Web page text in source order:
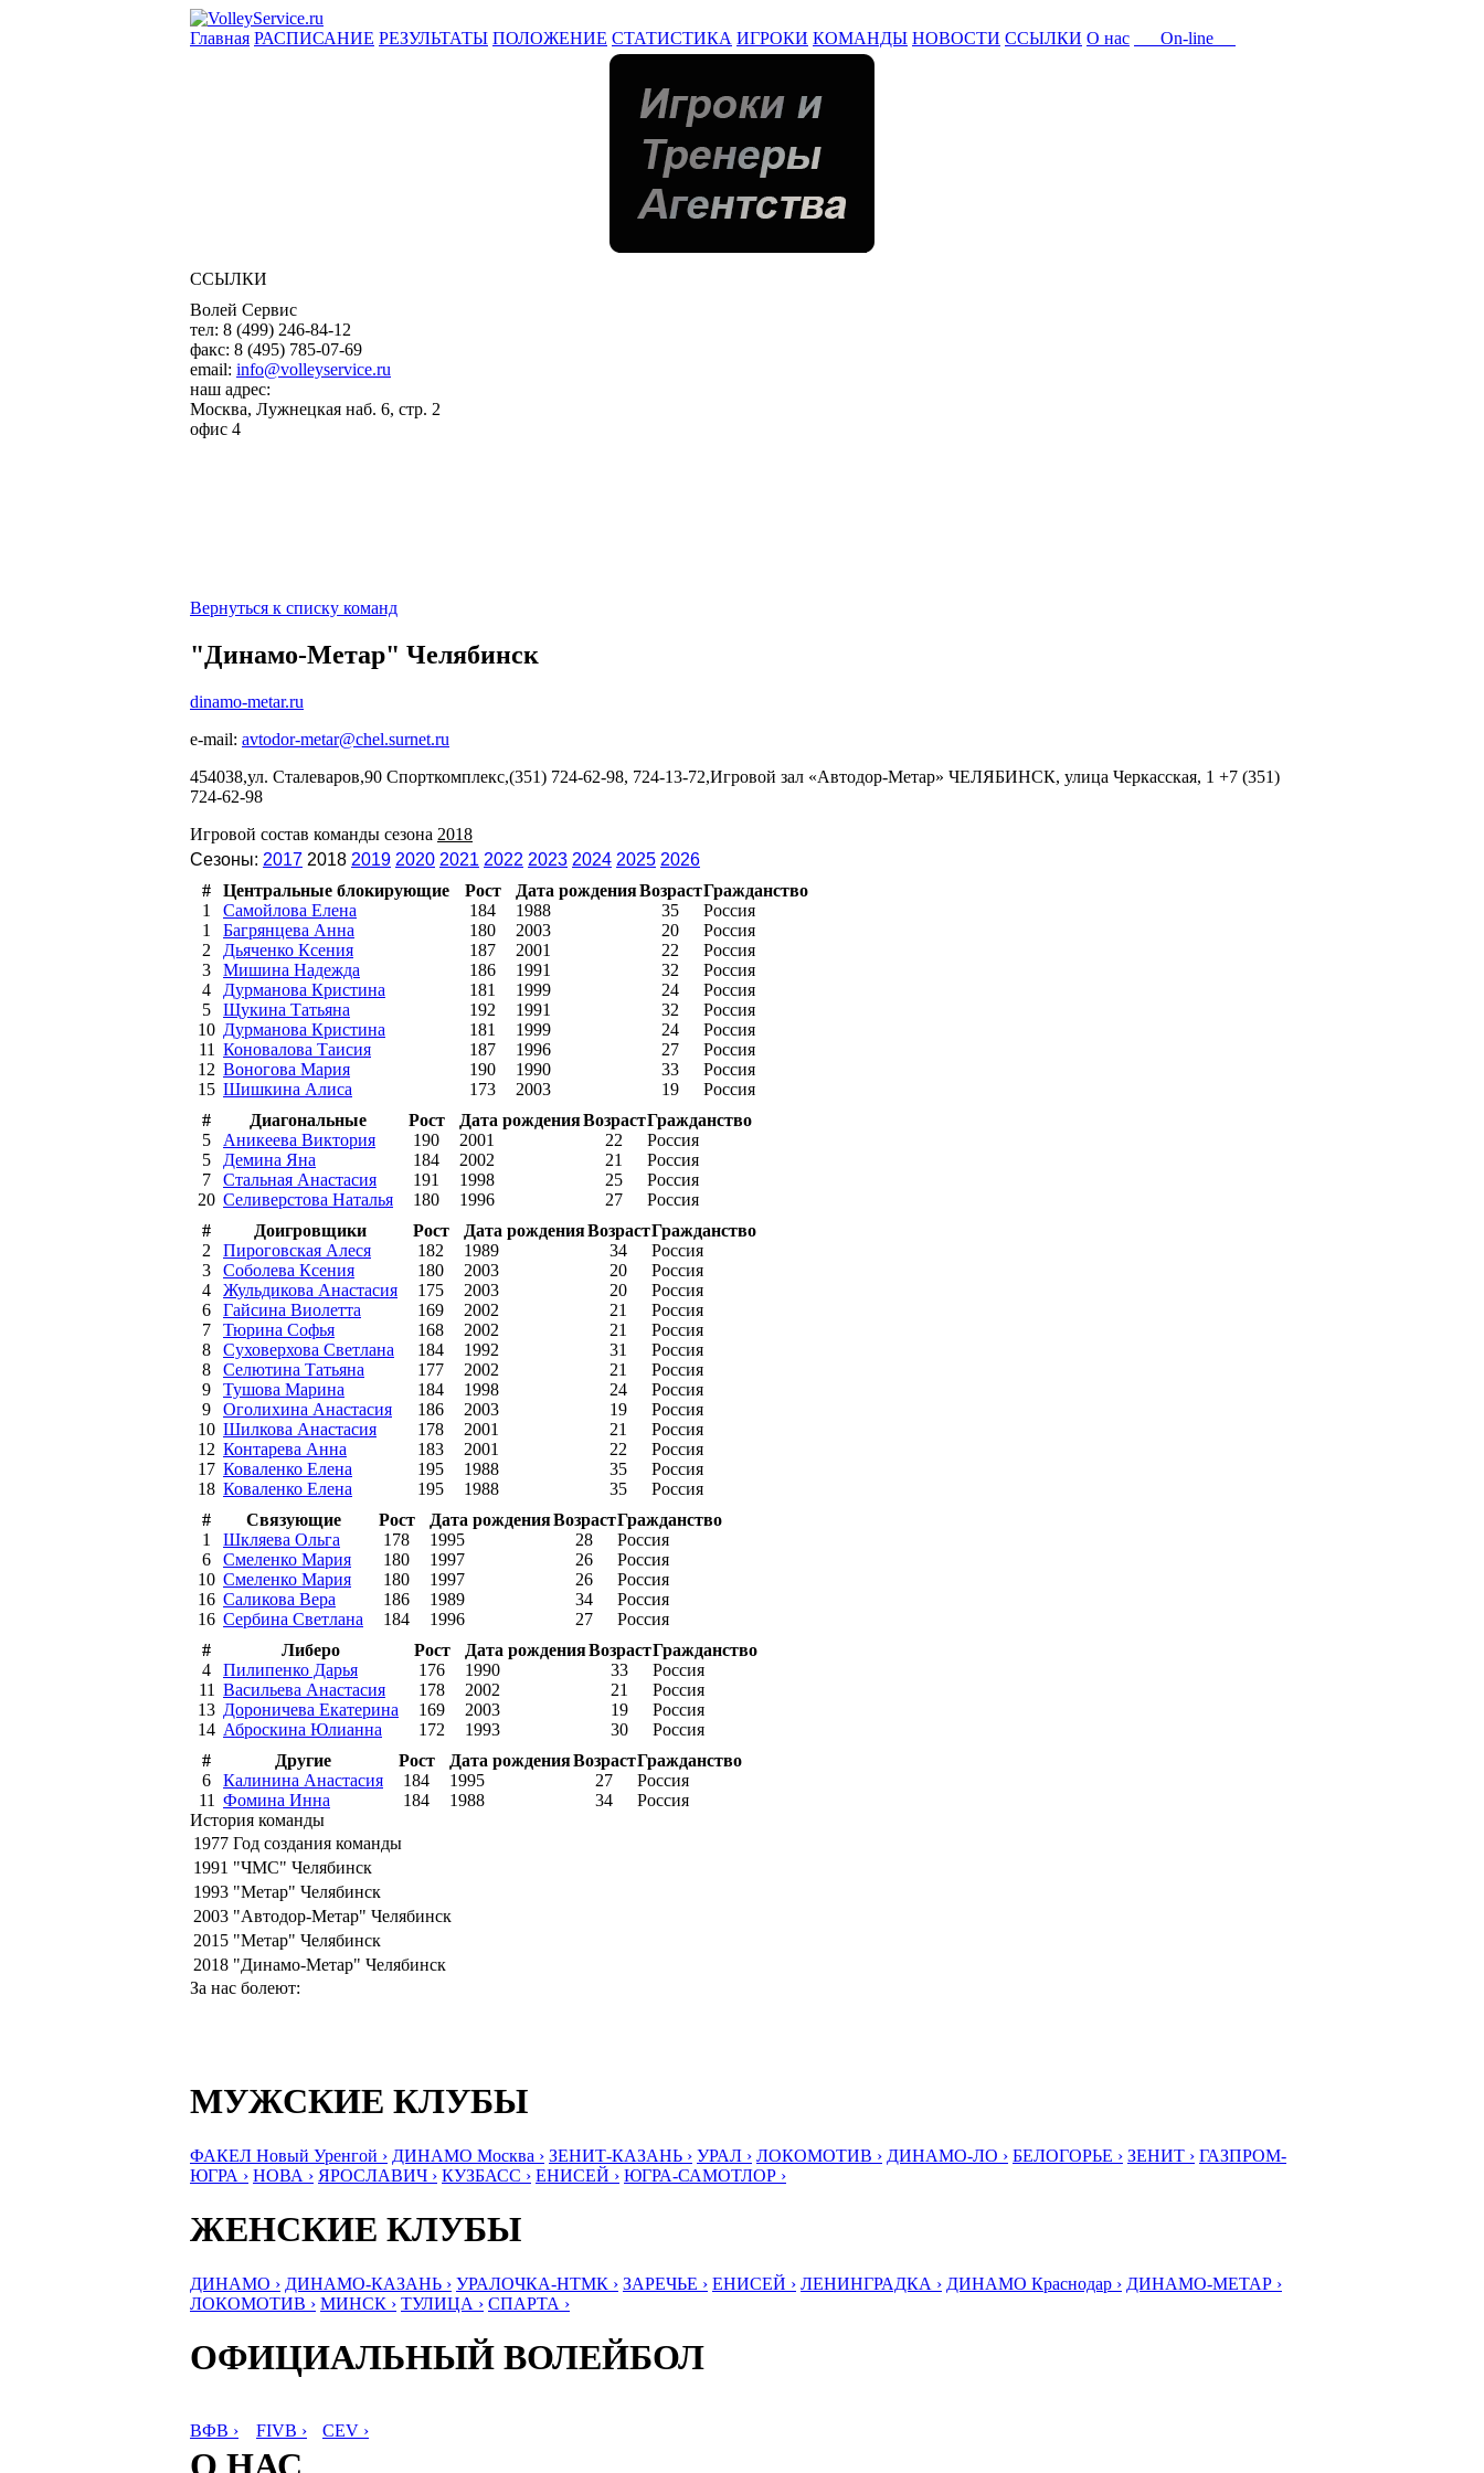
Главная РАСПИСАНИЕ РЕЗУЛЬТАТЫ ПОЛОЖЕНИЕ СТАТИСТИКА ИГРОКИ КОМАНДЫ НОВОСТИ ССЫЛКИ О нас On-line
ССЫЛКИ
Волей Сервис
тел: 8 (499) 246-84-12
факс: 8 (495) 785-07-69
email: info@volleyservice.ru
наш адрес:
Москва, Лужнецкая наб. 6, стр. 2
офис 4
Вернуться к списку команд
"Динамо-Метар" Челябинск
dinamo-metar.ru
e-mail: avtodor-metar@chel.surnet.ru
454038,ул. Сталеваров,90 Спорткомплекс,(351) 724-62-98, 724-13-72,Игровой зал «Автодор-Метар» ЧЕЛЯБИНСК, улица Черкасская, 1 +7 (351)
724-62-98
Игровой состав команды сезона 2018
Сезоны: 2017 2018 2019 2020 2021 2022 2023 2024 2025 2026
#
Центральные блокирующие Рост Дата рожденияВозрастГражданство
1
Самойлова Елена 184 1988 35
Россия
1
Багрянцева Анна 180 2003 20
Россия
2
Дьяченко Ксения 187 2001 22
Россия
3
Мишина Надежда 186 1991 32
Россия
4
Дурманова Кристина 181 1999 24
Россия
5
Щукина Татьяна 192 1991 32
Россия
10 Дурманова Кристина 181 1999 24
Россия
11 Коновалова Таисия 187 1996 27
Россия
12 Воногова Мария 190 1990 33
Россия
15 Шишкина Алиса 173 2003 19
Россия
#
Диагональные Рост Дата рожденияВозрастГражданство
5
Аникеева Виктория 190 2001 22
Россия
5
Демина Яна 184 2002 21
Россия
7
Стальная Анастасия 191 1998 25
Россия
20 Селиверстова Наталья 180 1996 27
Россия
#
Доигровщики Рост Дата рожденияВозрастГражданство
2
Пироговская Алеся 182 1989 34
Россия
3
Соболева Ксения 180 2003 20
Россия
4
Жульдикова Анастасия 175 2003 20
Россия
6
Гайсина Виолетта 169 2002 21
Россия
7
Тюрина Софья 168 2002 21
Россия
8
Суховерхова Светлана 184 1992 31
Россия
8
Селютина Татьяна 177 2002 21
Россия
9
Тушова Марина 184 1998 24
Россия
9
Оголихина Анастасия 186 2003 19
Россия
10 Шилкова Анастасия 178 2001 21
Россия
12 Контарева Анна 183 2001 22
Россия
17 Коваленко Елена 195 1988 35
Россия
18 Коваленко Елена 195 1988 35
Россия
#
Связующие Рост Дата рожденияВозрастГражданство
1
Шкляева Ольга 178 1995 28
Россия
6
Смеленко Мария 180 1997 26
Россия
10 Смеленко Мария 180 1997 26
Россия
16 Саликова Вера 186 1989 34
Россия
16 Сербина Светлана 184 1996 27
Россия
#
Либеро Рост Дата рожденияВозрастГражданство
4
Пилипенко Дарья 176 1990 33
Россия
11 Васильева Анастасия 178 2002 21
Россия
13 Дороничева Екатерина 169 2003 19
Россия
14 Аброскина Юлианна 172 1993 30
Россия
#
Другие Рост Дата рожденияВозрастГражданство
6
Калинина Анастасия 184 1995 27
Россия
11 Фомина Инна 184 1988 34
Россия
История команды
1977 Год создания команды
1991 "ЧМС" Челябинск
1993 "Метар" Челябинск
2003 "Автодор-Метар" Челябинск
2015 "Метар" Челябинск
2018 "Динамо-Метар" Челябинск
За нас болеют:
МУЖСКИЕ КЛУБЫ
ФАКЕЛ Новый Уренгой › ДИНАМО Москва › ЗЕНИТ-КАЗАНЬ › УРАЛ › ЛОКОМОТИВ › ДИНАМО-ЛО › БЕЛОГОРЬЕ › ЗЕНИТ › ГАЗПРОМ-
ЮГРА › НОВА › ЯРОСЛАВИЧ › КУЗБАСС › ЕНИСЕЙ › ЮГРА-САМОТЛОР ›
ЖЕНСКИЕ КЛУБЫ
ДИНАМО › ДИНАМО-КАЗАНЬ › УРАЛОЧКА-НТМК › ЗАРЕЧЬЕ › ЕНИСЕЙ › ЛЕНИНГРАДКА › ДИНАМО Краснодар › ДИНАМО-МЕТАР ›
ЛОКОМОТИВ › МИНСК › ТУЛИЦА › СПАРТА ›
ОФИЦИАЛЬНЫЙ ВОЛЕЙБОЛ
ВФВ › FIVB › CEV ›